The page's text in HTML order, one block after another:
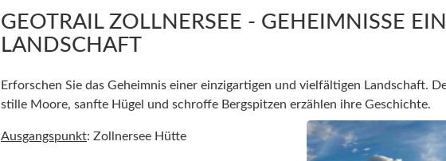
GEOTRAIL ZOLLNERSEE - GEHEIMNISSE
LANDSCHAFT
Erforschen Sie das Geheimnis einer einzigartigen und vielfältigen Landschaft.
stille Moore, sanfte Hügel und schroffe Bergspitzen erzählen ihre Geschichte.
Ausgangspunkt: Zollnersee Hütte